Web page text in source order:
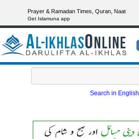
Prayer & Ramadan Times, Quran, Naat
Get Islamuna app
Search in English